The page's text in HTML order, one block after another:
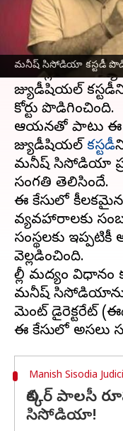
మనీష్​ సిసోడియా కస్టడీ
ఈ వార్తాకథనం ఏంటి
ఢిల్లీ మద్యం
నేత, ఢిల్లీ
జ్యుడీషియల్
కోర్టు పొడిగించింది.
ఆయనతో పాటు ఈ
జ్యుడీషియల్ కస్టడీ
మనీష్ సిసోడియా
సంగతి తెలిసిందే.
ఈ కేసులో
వ్యవహారాలకు
సంస్థలకు
వెల్లడించింది.
ఢిల్లీ మద్యం
మనీష్ సిసోడియాను
మెంట్ డైరెక్టరేట్
Manish Sisodia
లిక్కర్ పాలసీ
సిసోడియా!